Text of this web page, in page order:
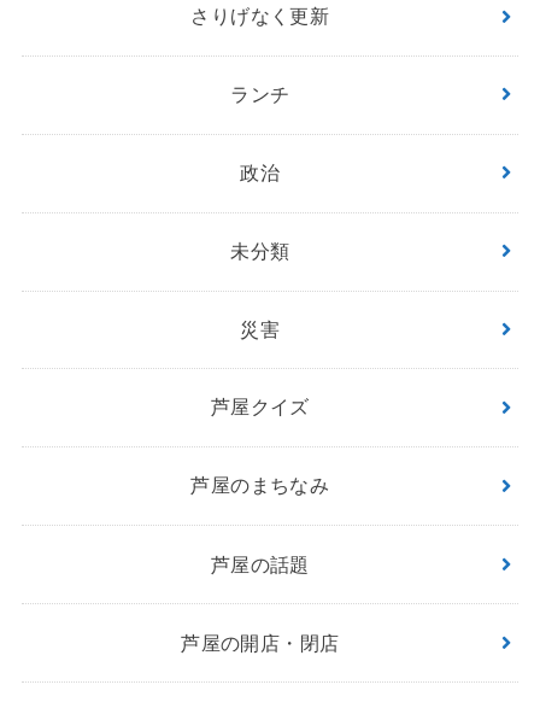
さりげなく更新
ランチ
政治
未分類
災害
芦屋クイズ
芦屋のまちなみ
芦屋の話題
芦屋の開店・閉店